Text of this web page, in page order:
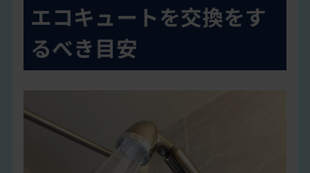
エコキュートを交換をす
るべき目安